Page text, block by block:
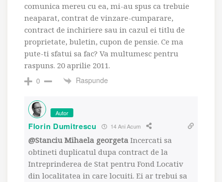
comunica mereu cu ea, mi-au spus ca trebuie
neaparat, contrat de vinzare-cumparare,
contract de inchiriere sau in cazul ei titlu de
proprietate, buletin, cupon de pensie. Ce ma
pute-ti sfatui sa fac? Va multumesc pentru
raspuns. 20 aprilie 2011.
0
Raspunde
Autor
Florin Dumitrescu 14 Ani Acum
@Stanciu Mihaela georgeta Incercati sa
obtineti duplicatul dupa contract de la
Intreprinderea de Stat pentru Fond Locativ
din localitatea in care locuiti. Ei ar trebui sa